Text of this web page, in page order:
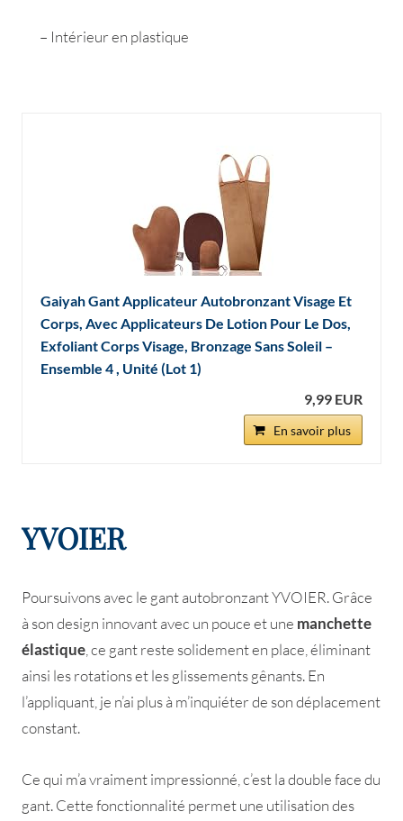
– Intérieur en plastique
Gaiyah Gant Applicateur Autobronzant Visage Et
Corps, Avec Applicateurs De Lotion Pour Le Dos,
Exfoliant Corps Visage, Bronzage Sans Soleil –
Ensemble 4 , Unité (Lot 1)
9,99 EUR
En savoir plus
YVOIER
Poursuivons avec le gant autobronzant YVOIER. Grâce
à son design innovant avec un pouce et une manchette
élastique, ce gant reste solidement en place, éliminant
ainsi les rotations et les glissements gênants. En
l’appliquant, je n’ai plus à m’inquiéter de son déplacement
constant.
Ce qui m’a vraiment impressionné, c’est la double face du
gant. Cette fonctionnalité permet une utilisation des